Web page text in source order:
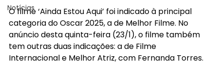
Notícias
O filme ‘Ainda Estou Aqui’ foi indicado à principal
categoria do Oscar 2025, a de Melhor Filme. No
anúncio desta quinta-feira (23/1), o filme também
tem outras duas indicações: a de Filme
Internacional e Melhor Atriz, com Fernanda Torres.